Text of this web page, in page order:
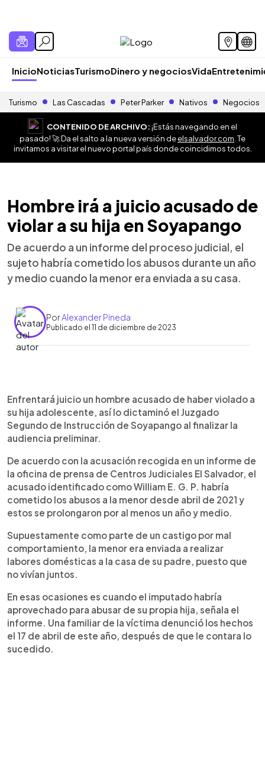
InicioNoticiasTurismoDinero y negociosVida
Turismo Las Cascadas Peter Parker Nativos Negocios
CONTENIDO DE ARCHIVO:¡Estás navegando en el
pasado! 🚀 Da el salto a la nueva versión deelsalvador.com . Te
invitamos a visitar el nuevo portal país donde coincidimos todos.
Hombre irá a juicio acusado de
violar a su hija en Soyapango
De acuerdo a un informe del proceso judicial, el
sujeto habría cometido los abusos durante un año
y medio cuando la menor era enviada a su casa.
PorAlexander Pineda
Publicado el 11 de diciembre de 2023
► Escuchar artículo
Enfrentará juicio un hombre acusado de haber violado a
su hija adolescente, así lo dictaminó el Juzgado
Segundo de Instrucción de Soyapango al finalizar la
audiencia preliminar.
De acuerdo con la acusación recogida en un informe de
la oficina de prensa de Centros Judiciales El Salvador, el
acusado identificado como William E. G. P. habría
cometido los abusos a la menor desde abril de 2021 y
estos se prolongaron por al menos un año y medio.
Supuestamente como parte de un castigo por mal
comportamiento, la menor era enviada a realizar
labores domésticas a la casa de su padre, puesto que
no vivían juntos.
En esas ocasiones es cuando el imputado habría
aprovechado para abusar de su propia hija, señala el
informe. Una familiar de la víctima denunció los hechos
el 17 de abril de este año, después de que le contara lo
sucedido.